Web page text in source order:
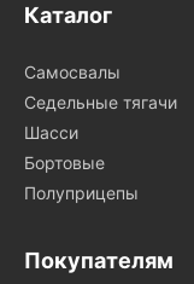
Каталог
Самосвалы
Седельные тягачи
Шасси
Бортовые
Полуприцепы
Покупателям